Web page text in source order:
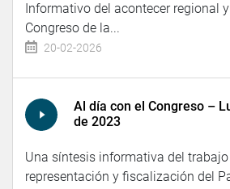
Informativo del acontecer regional
Congreso de la...
20-02-2026
Al día con el Congreso –
de 2023
Una síntesis informativa del
representación y fiscalización del